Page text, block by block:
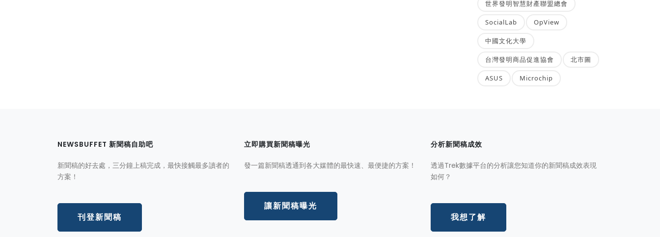
世界發明智慧財產聯盟總會
SocialLab OpView
中國文化大學
台灣發明商品促進協會 北市圖
ASUS Microchip
NEWSBUFFET 新聞稿自助吧
新聞稿的好去處，三分鐘上稿完成，最快接觸最多讀者的
方案！
刊登新聞稿
立即購買新聞稿曝光
發一篇新聞稿透通到各大媒體的最快速、最便捷的方案！
讓新聞稿曝光
分析新聞稿成效
透過Trek數據平台的分析讓您知道你的新聞稿成效表現
如何？
我想了解